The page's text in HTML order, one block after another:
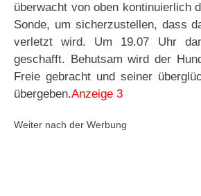
überwacht von oben kontinuierlich
Sonde, um sicherzustellen, dass
verletzt wird. Um 19.07 Uhr
geschafft. Behutsam wird der
Freie gebracht und seiner
übergeben.Anzeige 3
Weiter nach der Werbung